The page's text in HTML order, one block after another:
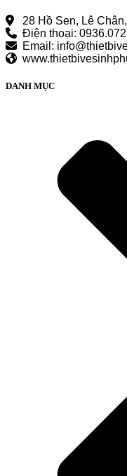
28 Hồ Sen, Lê
Điện thoại:
Email:
DANH MỤC